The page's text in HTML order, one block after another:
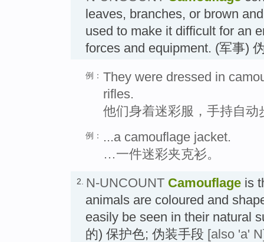
leaves, branches, or brown
used to make it difficult for an
forces and equipment. (军事)
例： They were dressed in
rifles.
他们身着迷彩服，手持自动
例：
...a camouflage jacket.
…一件迷彩夹克衫。
2. N-UNCOUNT Camouflage is
animals are coloured and
easily be seen in their natural
的) 保护色; 伪装手段 [also 'a'